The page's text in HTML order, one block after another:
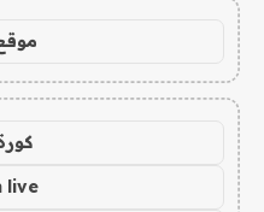
live